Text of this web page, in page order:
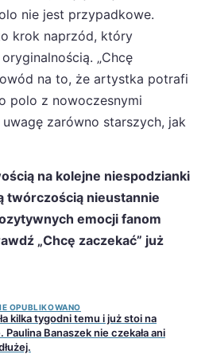
nie jest przypadkowe.
krok naprzód, który
„Chcę
na to, że artystka potrafi
polo z nowoczesnymi
zarówno starszych, jak
na kolejne niespodzianki
twórczością nieustannie
emocji fanom
„Chcę zaczekać” już
OPUBLIKOWANO
kilka tygodni temu i już stoi na
Paulina Banaszek nie czekała ani